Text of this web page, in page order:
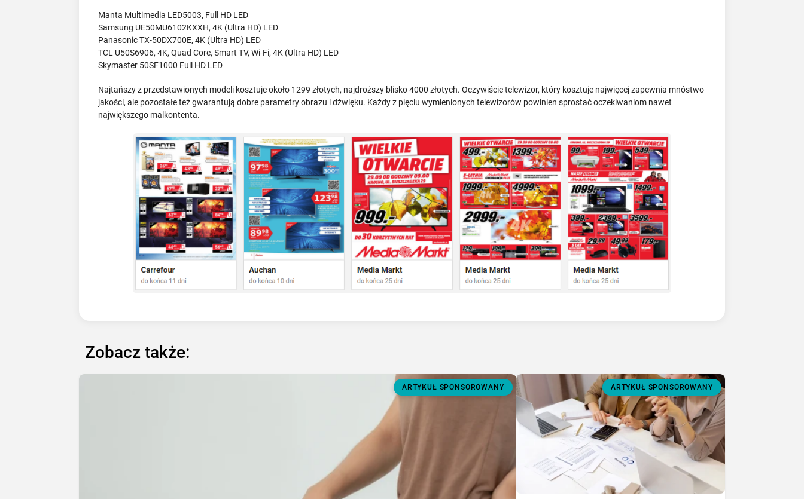
Manta Multimedia LED5003, Full HD LED
Samsung UE50MU6102KXXH, 4K (Ultra HD) LED
Panasonic TX-50DX700E, 4K (Ultra HD) LED
TCL U50S6906, 4K, Quad Core, Smart TV, Wi-Fi, 4K (Ultra HD) LED
Skymaster 50SF1000 Full HD LED
Najtańszy z przedstawionych modeli kosztuje około 1299 złotych, najdroższy blisko 4000 złotych. Oczywiście telewizor, który kosztuje najwięcej zapewnia mnóstwo
jakości, ale pozostałe też gwarantują dobre parametry obrazu i dźwięku. Każdy z pięciu wymienionych telewizorów powinien sprostać oczekiwaniom nawet
największego malkontenta.
Zobacz także:
ARTYKUŁ SPONSOROWANY ARTYKUŁ SPONSOROWANY